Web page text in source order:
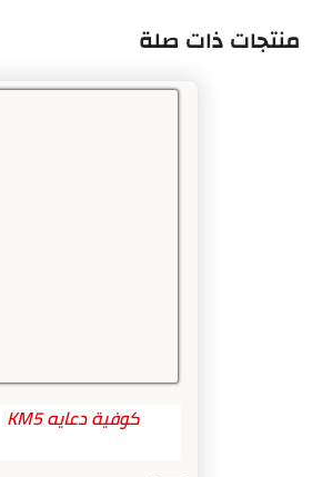
منتجات ذات صلة
كوفية دعايه KM5